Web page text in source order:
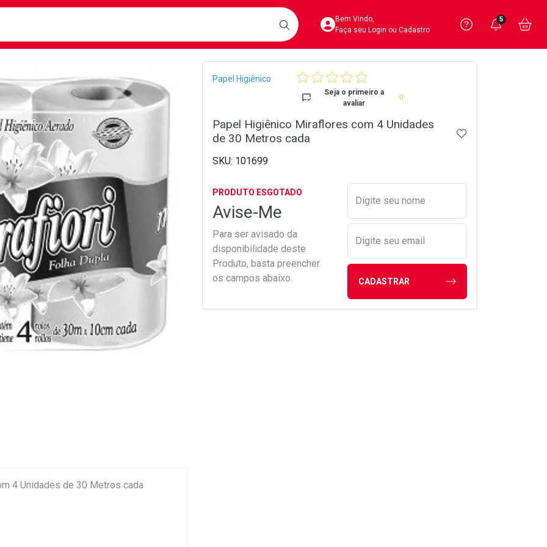
BUSCARAcesse sua Conta
Bem Vindo,
Faça seu Login ou Cadastro
Precisa
Ver Recursos
Você
5
Breadcrumb
Papel Higiênico
Seja o primeiro a
avaliar
0
Papel Higiênico Miraflores com 4 Unidades
de 30 Metros cada
ADICIONAR AOS
101699
PRODUTO ESGOTADO
Avise-Me
Para ser avisado da
disponibilidade deste
Produto, basta preencher
os campos abaixo.
Preencher nome e email
Digite seu nome
Digite seu email
CADASTRAR
4 Unidades de 30 Metros cada